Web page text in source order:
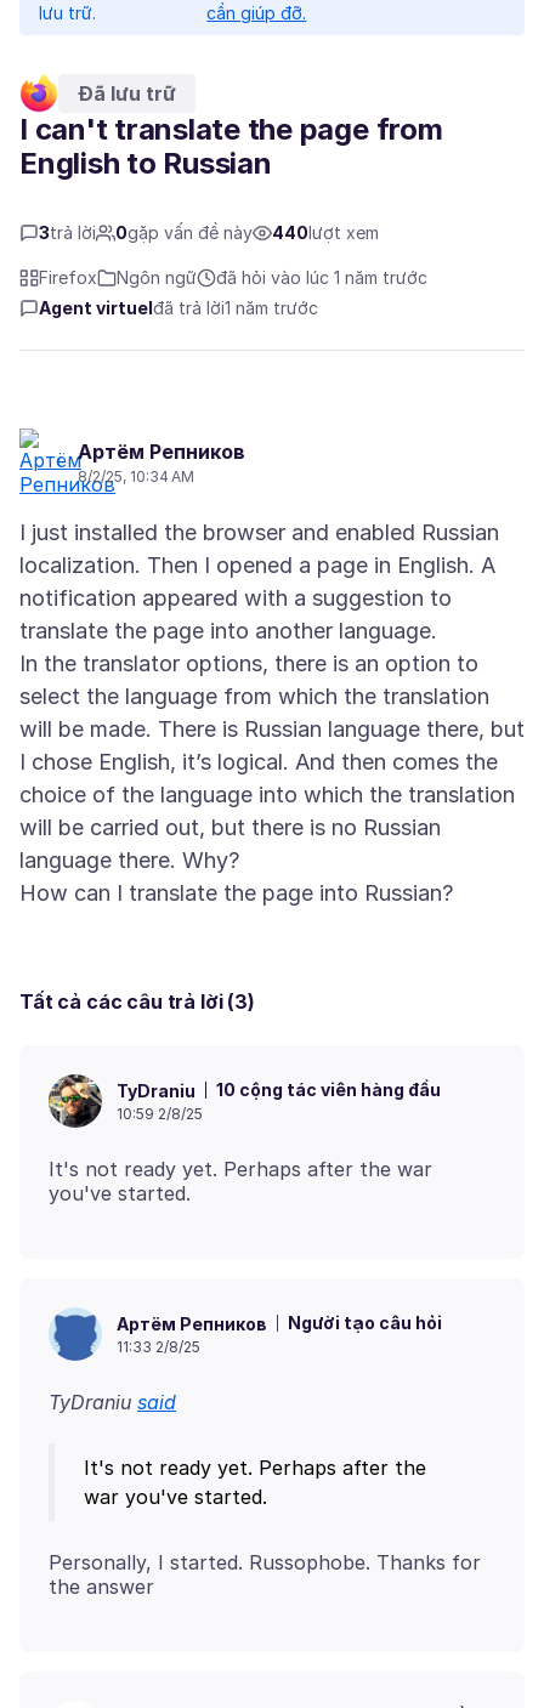
lưu trữ.
cần giúp đỡ.
Đã lưu trữ
I can't translate the page from
English to Russian
3trả lời 0gặp vấn đề này 440lượt xem
Firefox Ngôn ngữ
đã hỏi vào lúc 1 năm trước
Agent virtuelđã trả lời1 năm trước
Артём Репников
8/2/25, 10:34 AM
I just installed the browser and enabled Russian
localization. Then I opened a page in English. A
notification appeared with a suggestion to
translate the page into another language.
In the translator options, there is an option to
select the language from which the translation
will be made. There is Russian language there, but
I chose English, it’s logical. And then comes the
choice of the language into which the translation
will be carried out, but there is no Russian
language there. Why?
Tất cả các câu trả lời (3)
TyDraniu 10 cộng tác viên hàng đầu
10:59 2/8/25
It's not ready yet. Perhaps after the war
Артём Репников Người tạo câu hỏi
11:33 2/8/25
TyDraniu said
It's not ready yet. Perhaps after the
Personally, I started. Russophobe. Thanks for